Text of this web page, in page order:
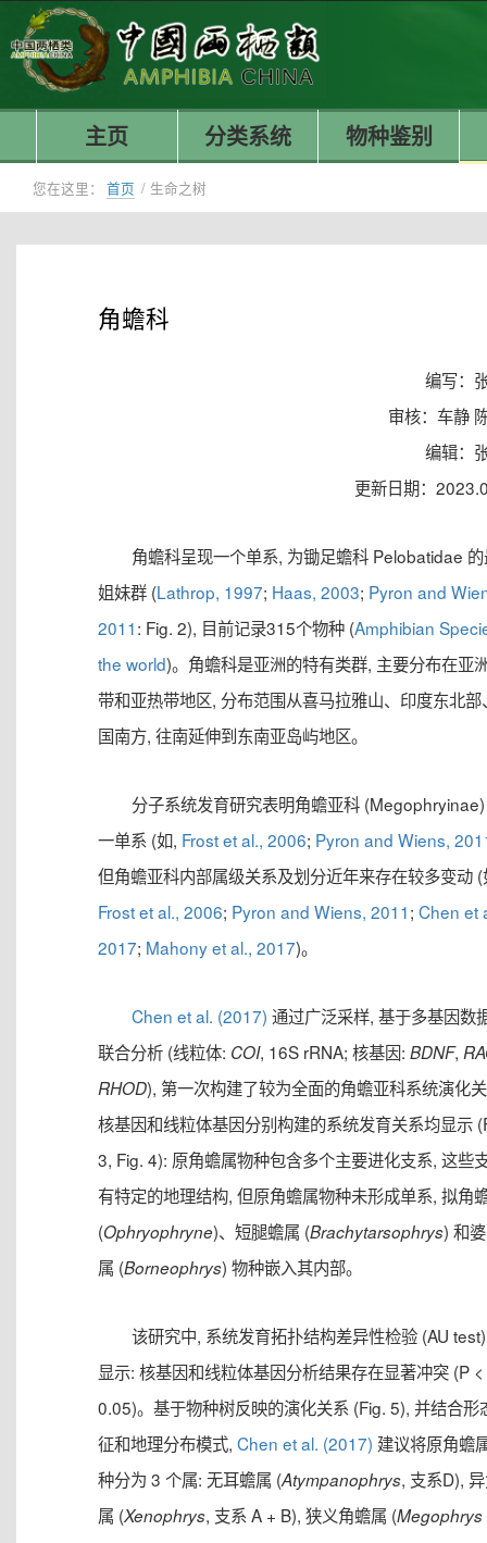
主页 分类系统 物种鉴别
您在这里： 首页 / 生命之树
角蟾科
编写：
审核：车静
编辑：
更新日期：
角蟾科呈现一个单系, 为锄足蟾科 Pelobatidae
姐妹群 (Lathrop, 1997; Haas, 2003; Pyron and
2011: Fig. 2), 目前记录315个物种 (Amphibian
the world)。角蟾科是亚洲的特有类群, 主要分布在亚
带和亚热带地区, 分布范围从喜马拉雅山、印度东北部
国南方, 往南延伸到东南亚岛屿地区。
分子系统发育研究表明角蟾亚科
一单系 (如, Frost et al., 2006; Pyron and Wiens,
但角蟾亚科内部属级关系及划分近年来存在较多变动 (
Frost et al., 2006; Pyron and Wiens, 2011; Chen et
2017; Mahony et al., 2017)。
Chen et al. (2017) 通过广泛采样, 基于多基因数
联合分析 (线粒体: COI, 16S rRNA; 核基因: BDNF,
RHOD), 第一次构建了较为全面的角蟾亚科系统演化
核基因和线粒体基因分别构建的系统发育关系均显示
3, Fig. 4): 原角蟾属物种包含多个主要进化支系, 这些
有特定的地理结构, 但原角蟾属物种未形成单系, 拟角
(Ophryophryne)、短腿蟾属 (Brachytarsophrys) 和
属 (Borneophrys) 物种嵌入其内部。
该研究中, 系统发育拓扑结构差异性检验 (AU
显示: 核基因和线粒体基因分析结果存在显著冲突 (P <
0.05)。基于物种树反映的演化关系 (Fig. 5), 并结合形
征和地理分布模式, Chen et al. (2017) 建议将原角蟾
种分为 3 个属: 无耳蟾属 (Atympanophrys, 支系D),
属 (Xenophrys, 支系 A + B), 狭义角蟾属 (Megophrys